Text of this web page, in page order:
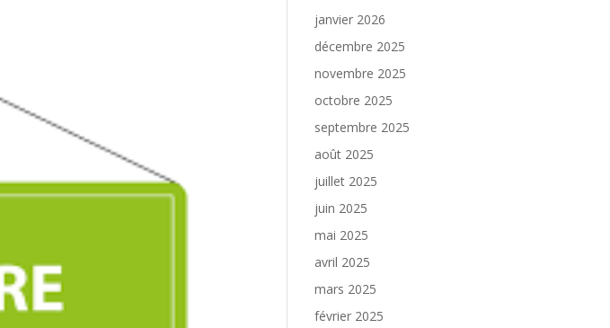
janvier 2026
décembre 2025
novembre 2025
octobre 2025
septembre 2025
août 2025
juillet 2025
juin 2025
mai 2025
avril 2025
mars 2025
février 2025